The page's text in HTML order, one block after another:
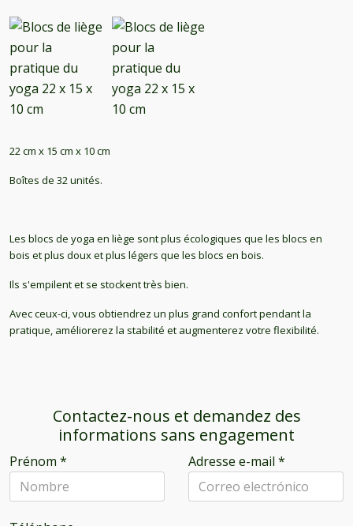
22 cm x 15 cm x 10 cm
Boîtes de 32 unités.
Les blocs de yoga en liège sont plus écologiques que les blocs en
bois et plus doux et plus légers que les blocs en bois.
Ils s'empilent et se stockent très bien.
Avec ceux-ci, vous obtiendrez un plus grand confort pendant la
pratique, améliorerez la stabilité et augmenterez votre flexibilité.
Contactez-nous et demandez des
informations sans engagement
Prénom * Adresse e-mail *